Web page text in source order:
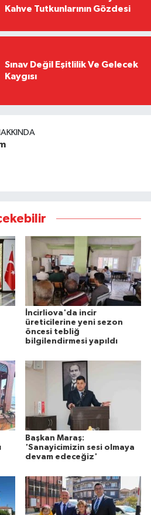
Kahve Tutkunlarının Gözdesi
Sınav Değil Eşitlilik Ve Gelecek
Kaygısı
İncirliova'da incir
üreticilerine yeni sezon
öncesi tebliğ
bilgilendirmesi yapıldı
Başkan Maraş:
'Sanayicimizin sesi olmaya
devam edeceğiz'